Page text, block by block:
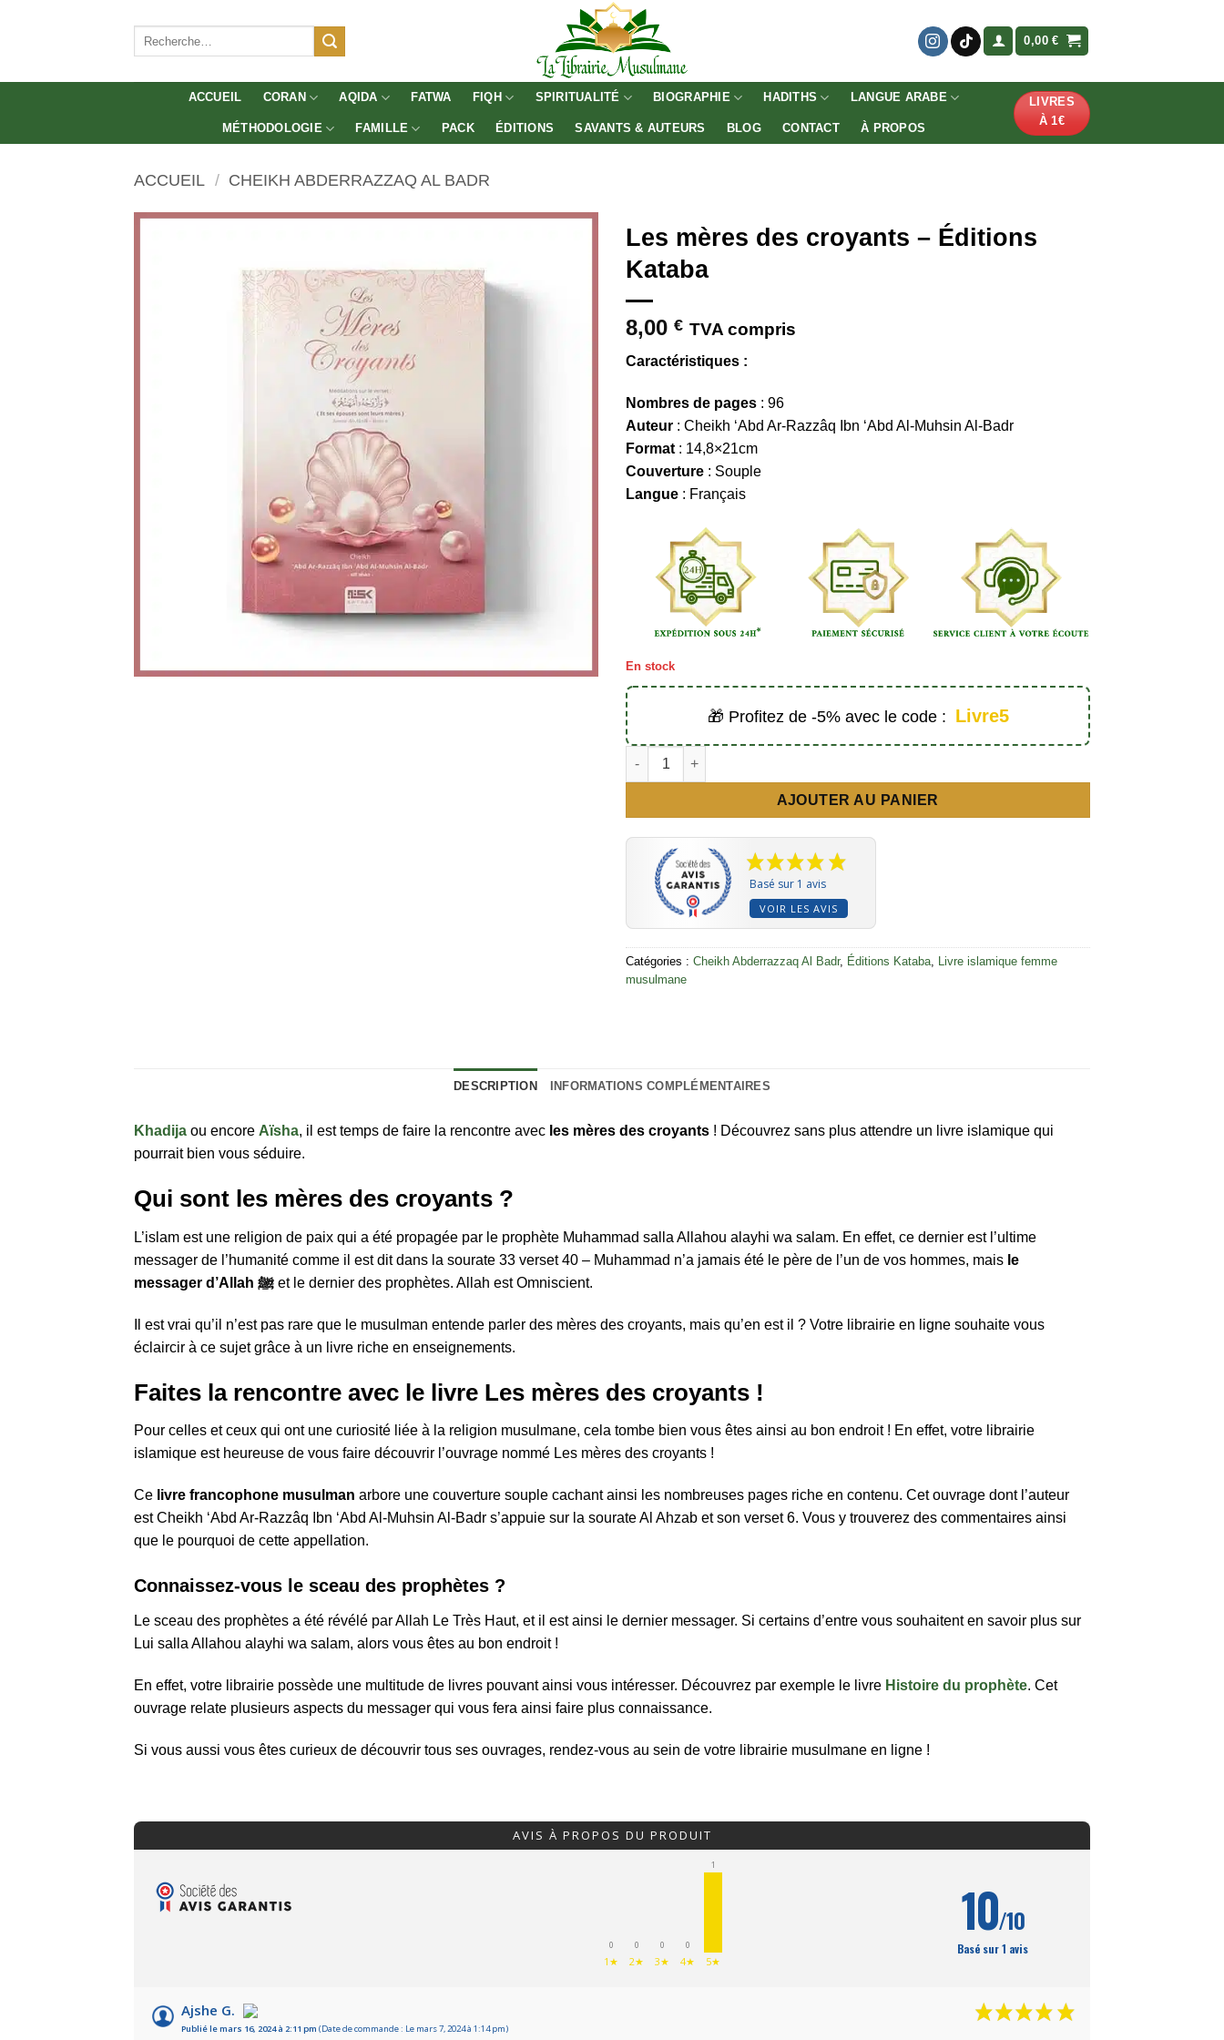
0,00€
ACCUEIL CORAN AQIDA FATWA FIQH SPIRITUALITÉ BIOGRAPHIE HADITHS LANGUE ARABE
MÉTHODOLOGIE FAMILLE PACK ÉDITIONS SAVANTS & AUTEURS BLOG CONTACT À PROPOS
LIVRES
À 1€
ACCUEIL / CHEIKH ABDERRAZZAQ AL BADR
Les mères des croyants – Éditions
Kataba
8,00 € TVA compris
Caractéristiques :
Nombres de pages : 96
Auteur : Cheikh ‘Abd Ar-Razzâq Ibn ‘Abd Al-Muhsin Al-Badr
Format : 14,8×21cm
Couverture : Souple
Langue : Français
En stock
🎁 Profitez de -5% avec le code : Livre5
quantité de Les mères des croyants - Éditions Kataba
AJOUTER AU PANIER
Basé sur 1 avis
VOIR LES AVIS
Catégories : Cheikh Abderrazzaq Al Badr, Éditions Kataba Livre islamique femme
musulmane
DESCRIPTION INFORMATIONS COMPLÉMENTAIRES
Khadija ou encore Aïsha, il est temps de faire la rencontre avec les mères des croyants ! Découvrez sans plus attendre un livre islamique qui
pourrait bien vous séduire.
Qui sont les mères des croyants ?
L’islam est une religion de paix qui a été propagée par le prophète Muhammad salla Allahou alayhi wa salam. En effet, ce dernier est l’ultime
messager de l’humanité comme il est dit dans la sourate 33 verset 40 – Muhammad n’a jamais été le père de l’un de vos hommes, mais le
messager d’Allah ﷺ et le dernier des prophètes. Allah est Omniscient.
Il est vrai qu’il n’est pas rare que le musulman entende parler des mères des croyants, mais qu’en est il ? Votre librairie en ligne souhaite vous
éclaircir à ce sujet grâce à un livre riche en enseignements.
Faites la rencontre avec le livre Les mères des croyants !
Pour celles et ceux qui ont une curiosité liée à la religion musulmane, cela tombe bien vous êtes ainsi au bon endroit ! En effet, votre librairie
islamique est heureuse de vous faire découvrir l’ouvrage nommé Les mères des croyants !
Ce livre francophone musulman arbore une couverture souple cachant ainsi les nombreuses pages riche en contenu. Cet ouvrage dont l’auteur
est Cheikh ‘Abd Ar-Razzâq Ibn ‘Abd Al-Muhsin Al-Badr s’appuie sur la sourate Al Ahzab et son verset 6. Vous y trouverez des commentaires ainsi
que le pourquoi de cette appellation.
Connaissez-vous le sceau des prophètes ?
Le sceau des prophètes a été révélé par Allah Le Très Haut, et il est ainsi le dernier messager. Si certains d’entre vous souhaitent en savoir plus sur
Lui salla Allahou alayhi wa salam, alors vous êtes au bon endroit !
En effet, votre librairie possède une multitude de livres pouvant ainsi vous intéresser. Découvrez par exemple le livre Histoire du prophète. Cet
ouvrage relate plusieurs aspects du messager qui vous fera ainsi faire plus connaissance.
Si vous aussi vous êtes curieux de découvrir tous ses ouvrages, rendez-vous au sein de votre librairie musulmane en ligne !
AVIS À PROPOS DU PRODUIT
0
1★
0
2★
0
3★
0
4★
1
5★
10/10
Basé sur 1 avis
Ajshe G.
Publié le mars 16, 2024 à 2:11 pm (Date de commande : Le mars 7, 2024 à 1:14 pm)